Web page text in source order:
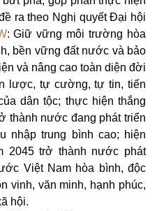
ra theo Nghị quyết Đại hội
: Giữ vững môi trường hòa
bền vững đất nước và bảo
và nâng cao toàn diện đời
lược, tự cường, tự tin, tiến
dân tộc; thực hiện thắng
thành nước đang phát triển
nhập trung bình cao; hiện
2045 trở thành nước phát
Việt Nam hòa bình, độc
vinh, văn minh, hạnh phúc,
hội.